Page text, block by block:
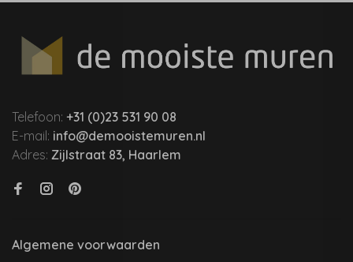
Telefoon: +31 (0)23 531 90 08
E-mail: info@demooistemuren.nl
Adres: Zijlstraat 83, Haarlem
Algemene voorwaarden